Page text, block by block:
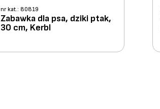
nr kat.: 80819
Zabawka dla psa, dziki ptak,
30 cm, Kerbl